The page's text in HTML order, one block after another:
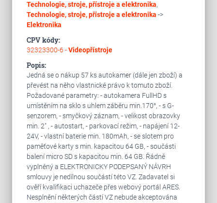
Technologie, stroje, přístroje a elektronika,
Technologie, stroje, přístroje a elektronika ->
Elektronika
CPV kódy:
32323300-6 -Videopřístroje
Popis:
Jedná se o nákup 57 ks autokamer (dále jen zboží) a
převést na něho vlastnické právo k tomuto zboží.
Požadované parametry: - autokamera FullHD s
umístěním na sklo s uhlem záběru min.170°, - s G-
senzorem, - smyčkový záznam, - velikost obrazovky
min. 2" , - autostart, - parkovací režim, - napájení 12-
24V, - vlastní baterie min. 180mAh, - se slotem pro
paměťové karty s min. kapacitou 64 GB, - součásti
balení micro SD s kapacitou min. 64 GB. Řádně
vyplněný a ELEKTRONICKY PODEPSANÝ NÁVRH
smlouvy je nedílnou součástí této VZ. Zadavatel si
ověří kvalifikaci uchazeče přes webový portál ARES.
Nesplnění některých částí VZ nebude akceptována